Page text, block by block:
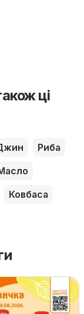
ці
Риба
Ковбаса